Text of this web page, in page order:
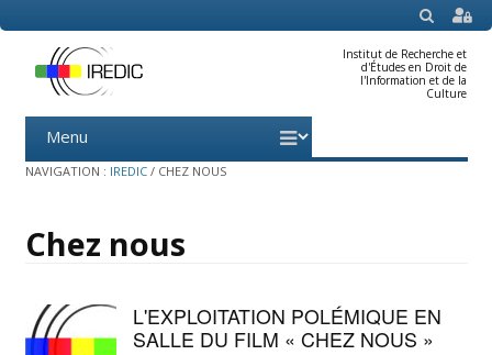
SEARCH
Institut de Recherche et
d'Études en Droit de
l'Information et de la
Culture
Menu
content
NAVIGATION : IREDIC / CHEZ NOUS
Chez nous
L'EXPLOITATION POLÉMIQUE EN
SALLE DU FILM « CHEZ NOUS »